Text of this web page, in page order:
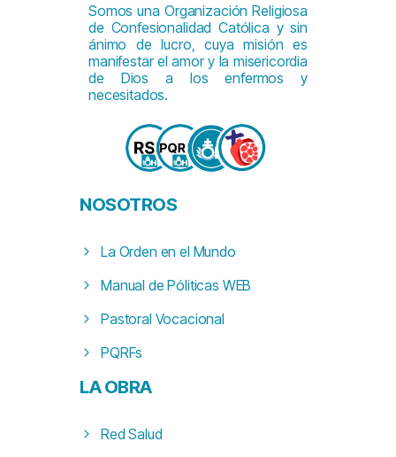
Somos una Organización Religiosa
de Confesionalidad Católica y sin
ánimo de lucro, cuya misión es
manifestar el amor y la misericordia
de Dios a los enfermos y
necesitados.
NOSOTROS
La Orden en el Mundo
Manual de Póliticas WEB
Pastoral Vocacional
PQRFs
LAOBRA
Red Salud